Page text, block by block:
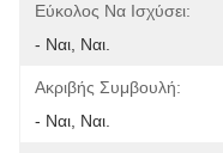
Εύκολος Να Ισχύσει:
- Ναι, Ναι.
Ακριβής Συμβουλή:
- Ναι, Ναι.